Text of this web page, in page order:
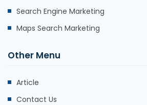
Search Engine Marketing
Maps Search Marketing
Other Menu
Article
Contact Us